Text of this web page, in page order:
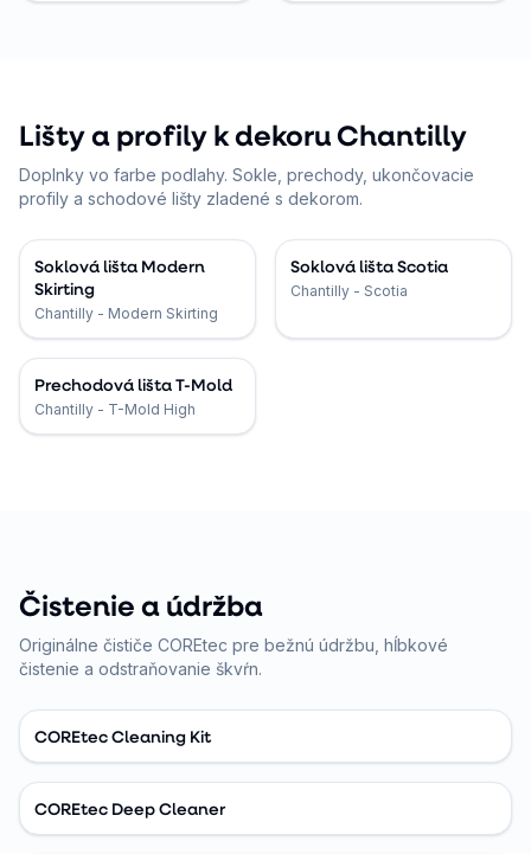
Lišty a profily k dekoru Chantilly
Doplnky vo farbe podlahy. Sokle, prechody, ukončovacie
profily a schodové lišty zladené s dekorom.
Soklová lišta Modern
Skirting
Chantilly - Modern Skirting
Soklová lišta Scotia
Chantilly - Scotia
Prechodová lišta T-Mold
Chantilly - T-Mold High
Čistenie a údržba
Originálne čističe COREtec pre bežnú údržbu, hĺbkové
čistenie a odstraňovanie škvŕn.
COREtec Cleaning Kit
COREtec Deep Cleaner